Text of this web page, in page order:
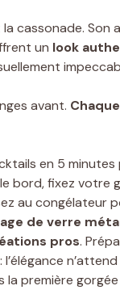
cassonade. Son
un look
avant.
en 5 minutes
bord, fixez votre
au congélateur
de verre
pros.
la première gorgée